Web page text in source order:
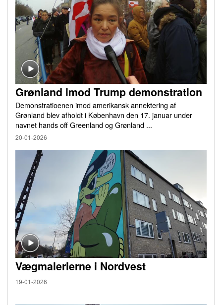
Grønland imod Trump demonstration
Demonstratioenen imod amerikansk annektering af
Grønland blev afholdt i København den 17. januar under
navnet hands off Greenland og Grønland ...
20-01-2026
Vægmalerierne i Nordvest
19-01-2026